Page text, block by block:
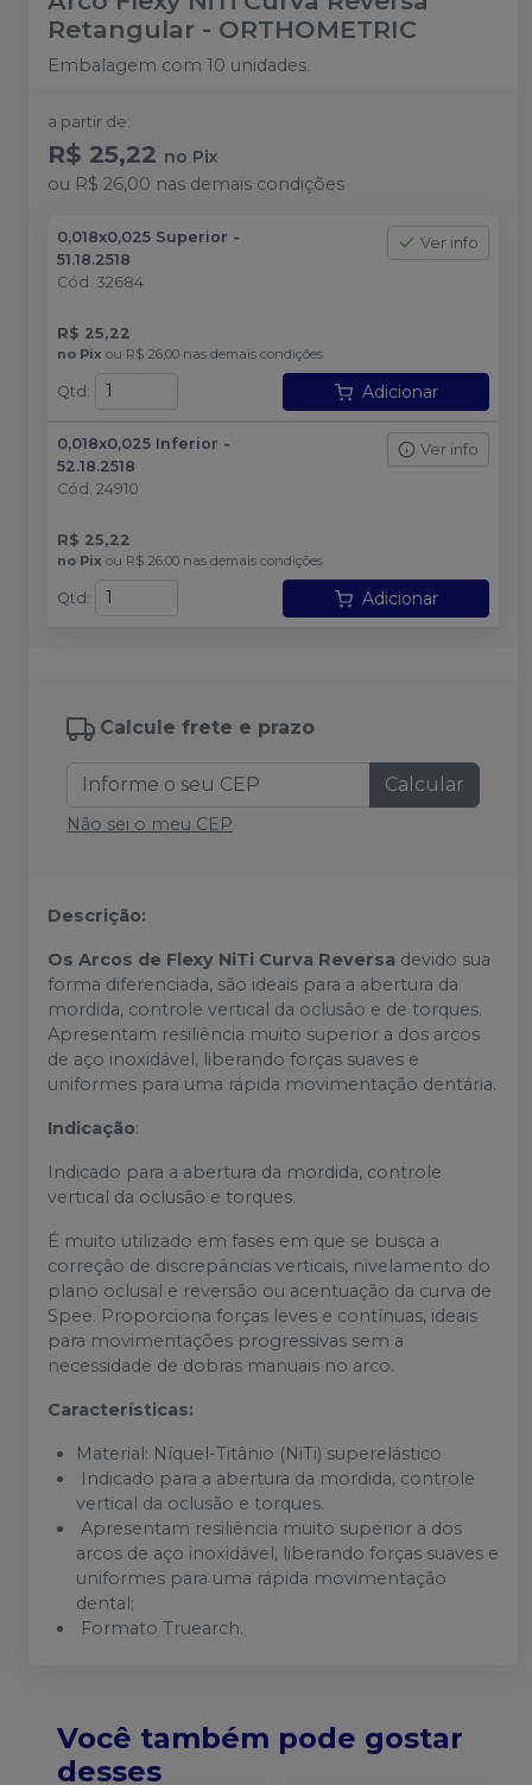
Retangular - ORTHOMETRIC
Embalagem com 10 unidades.
a partir de:
R$ 25,22 no Pix
ou R$ 26,00 nas demais condições
0,018x0,025 Superior -
51.18.2518
Cód. 32684
Ver info
R$ 25,22
no Pix ou R$ 26,00 nas demais condições
Qtd : Adicionar
0,018x0,025 Inferior -
52.18.2518
Cód. 24910
Ver info
R$ 25,22
no Pix ou R$ 26,00 nas demais condições
Qtd : Adicionar
Calcule frete e prazo
Calcular
Não sei o meu CEP
Descrição:
Os Arcos de Flexy NiTi Curva Reversa devido sua
forma diferenciada, são ideais para a abertura da
mordida, controle vertical da oclusão e de torques.
Apresentam resiliência muito superior a dos arcos
de aço inoxidável, liberando forças suaves e
uniformes para uma rápida movimentação dentária.
Indicação:
Indicado para a abertura da mordida, controle
vertical da oclusão e torques.
É muito utilizado em fases em que se busca a
correção de discrepâncias verticais, nivelamento do
plano oclusal e reversão ou acentuação da curva de
Spee. Proporciona forças leves e contínuas, ideais
para movimentações progressivas sem a
necessidade de dobras manuais no arco.
Características:
Material: Níquel-Titânio (NiTi) superelástico
Indicado para a abertura da mordida, controle
vertical da oclusão e torques.
Apresentam resiliência muito superior a dos
arcos de aço inoxidável, liberando forças suaves e
uniformes para uma rápida movimentação
dental;
Formato Truearch.
Você também pode gostar
desses